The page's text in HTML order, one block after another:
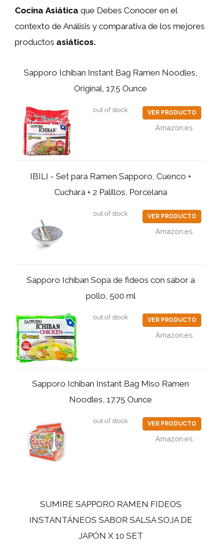
Cocina Asiática que Debes Conocer en el
contexto de Análisis y comparativa de los mejores
productos asiáticos.
Sapporo Ichiban Instant Bag Ramen Noodles,
Original, 17.5 Ounce
out of stock VER PRODUCTO
Amazon.es
IBILI - Set para Ramen Sapporo, Cuenco +
Cuchara + 2 Palillos, Porcelana
out of stock VER PRODUCTO
Amazon.es
Sapporo Ichiban Sopa de fideos con sabor a
pollo, 500 ml
out of stock VER PRODUCTO
Amazon.es
Sapporo Ichiban Instant Bag Miso Ramen
Noodles, 17.75 Ounce
out of stock VER PRODUCTO
Amazon.es
SUMIRE SAPPORO RAMEN FIDEOS
INSTANTÁNEOS SABOR SALSA SOJA DE
JAPÓN X 10 SET